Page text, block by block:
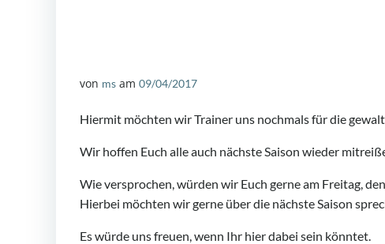
von ms am 09/04/2017
Hiermit möchten wir Trainer uns nochmals für die
Wir hoffen Euch alle auch nächste Saison wieder
Wie versprochen, würden wir Euch gerne am Freitag,
Hierbei möchten wir gerne über die nächste Saison
Es würde uns freuen, wenn Ihr hier dabei sein könntet.